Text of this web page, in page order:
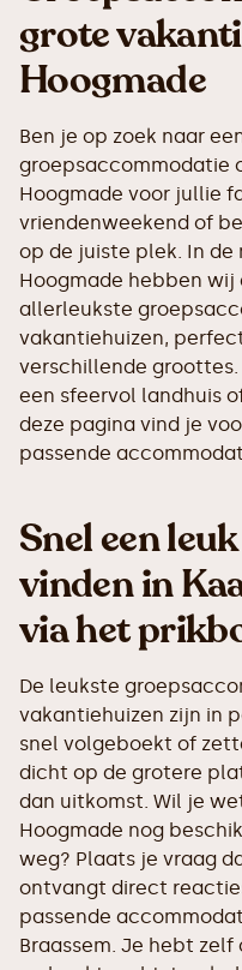
grote
Hoogmade
Ben je op zoek naar
groepsaccommodatie
Hoogmade voor jullie
vriendenweekend of
op de juiste plek. In de
Hoogmade hebben
allerleukste
vakantiehuizen,
verschillende
een sfeervol landhuis
deze pagina vind je
passende
Snel een
vinden in
via het
De leukste
vakantiehuizen zijn in
snel volgeboekt of
dicht op de grotere
dan uitkomst. Wil je
Hoogmade nog
weg? Plaats je vraag
ontvangt direct
passende
Braassem. Je hebt